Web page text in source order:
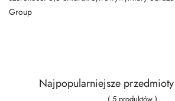
Group
Najpopularniejsze